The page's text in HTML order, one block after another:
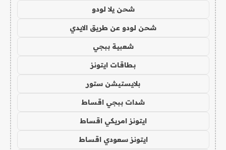
شحن يلا لودو
شحن لودو عن طريق الايدي
شعبية ببجي
بطاقات ايتونز
بلايستيشن ستور
شدات ببجي اقساط
ايتونز امريكي اقساط
ايتونز سعودي اقساط